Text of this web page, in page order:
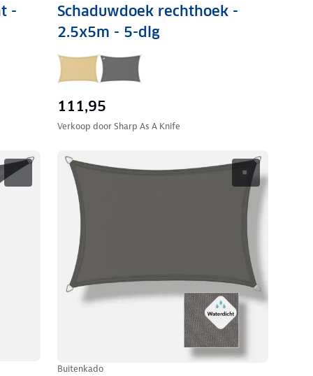
-
Schaduwdoek rechthoek -
2.5x5m - 5-dlg
111,95
Verkoop doorSharp As A Knife
Buitenkado